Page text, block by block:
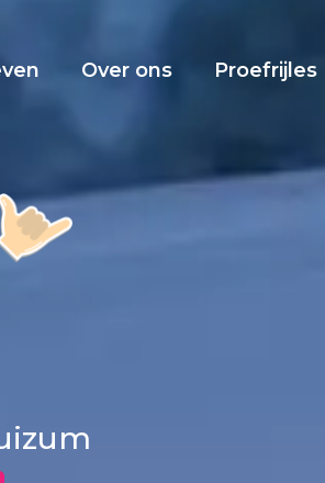
Over ons Proefrijles